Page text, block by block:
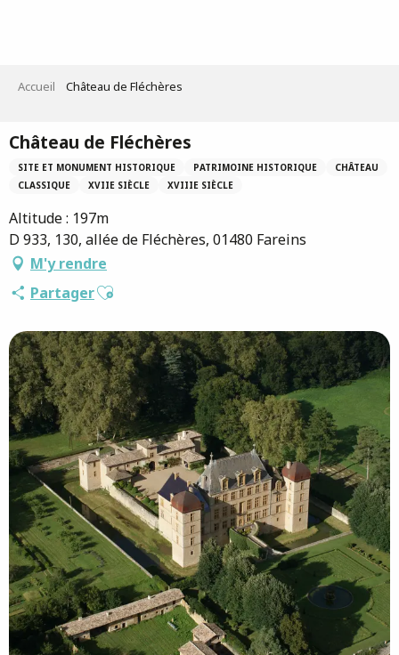
Accueil Château de Fléchères
Château de Fléchères
SITE ET MONUMENT HISTORIQUE PATRIMOINE HISTORIQUE
CHÂTEAU
CLASSIQUE
XVIIE SIÈCLE XVIIIE SIÈCLE
Altitude : 197m
D 933, 130, allée de Fléchères, 01480 Fareins
M'y rendre
PartagerAjouter aux favoris